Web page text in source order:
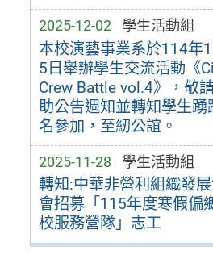
2025-12-02 學生活動組
本校演藝事業系於114年
5日舉辦學生交流活動《
Crew Battle vol.4》，敬
助公告週知並轉知學生踴
名參加，至紉公誼。
2025-11-28 學生活動組
轉知:中華非營利組織發
會招募「115年度寒假偏
校服務營隊」志工